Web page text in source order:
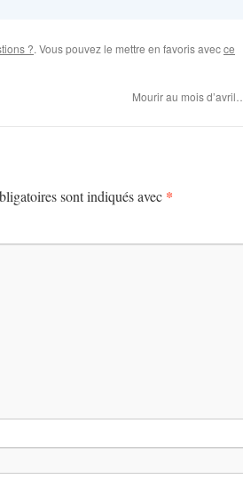
?. Vous pouvez le mettre en favoris avecce
Mourir au mois d’avril…
sont indiqués avec *